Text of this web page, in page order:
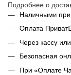
Подробнее о
Наличными при
Оплата
Через кассу
Безопасная
При «Оплате